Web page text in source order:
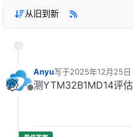
从旧到新
离线
Anyu写于2025年12月25
最后由 编辑
测YTM32B1MD14评